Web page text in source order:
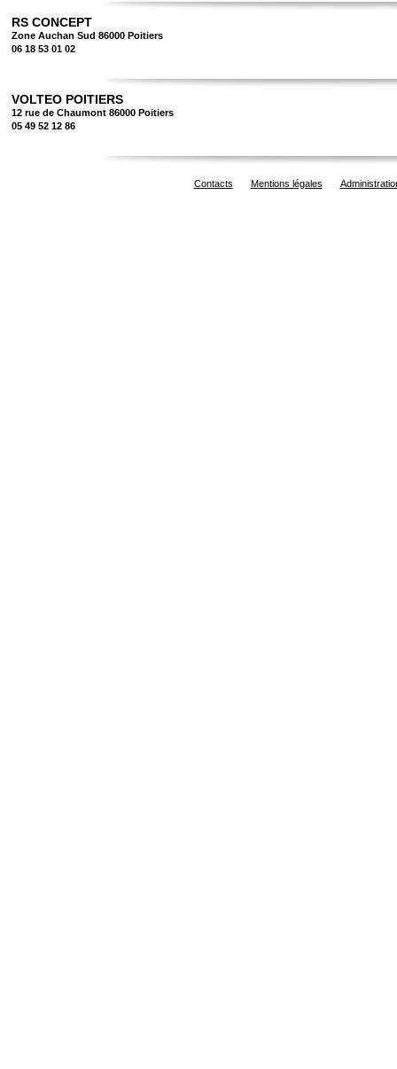
RS CONCEPT
Zone Auchan Sud 86000 Poitiers
06 18 53 01 02
VOLTEO POITIERS
12 rue de Chaumont 86000 Poitiers
05 49 52 12 86
Contacts Mentions légales